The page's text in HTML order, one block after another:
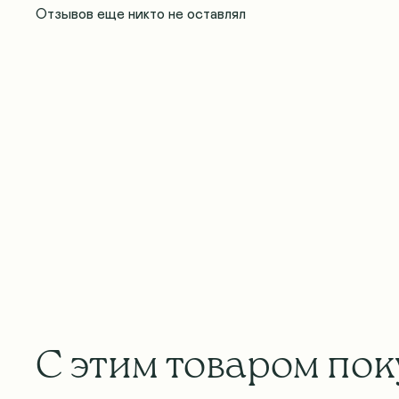
Отзывов еще никто не оставлял
С этим товаром